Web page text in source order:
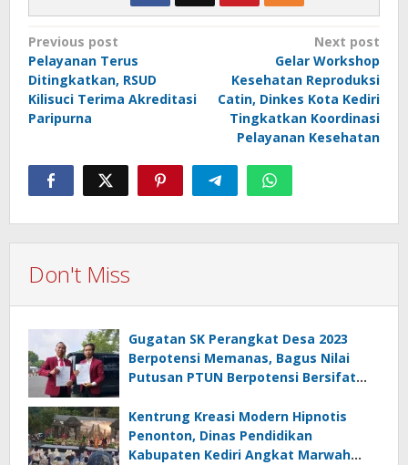
Post
navigation
Previous post
Pelayanan Terus
Ditingkatkan, RSUD
Kilisuci Terima Akreditasi
Paripurna
Next post
Gelar Workshop
Kesehatan Reproduksi
Catin, Dinkes Kota Kediri
Tingkatkan Koordinasi
Pelayanan Kesehatan
Don't Miss
Gugatan SK Perangkat Desa 2023
Berpotensi Memanas, Bagus Nilai
Putusan PTUN Berpotensi Bersifat
Kentrung Kreasi Modern Hipnotis
Penonton, Dinas Pendidikan
Kabupaten Kediri Angkat Marwah